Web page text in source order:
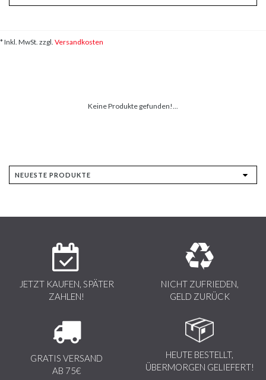
* Inkl. MwSt. zzgl. Versandkosten
Keine Produkte gefunden!...
JETZT KAUFEN, SPÄTER
ZAHLEN!
NICHT ZUFRIEDEN,
GELD ZURÜCK
GRATIS VERSAND
AB 75€
HEUTE BESTELLT,
ÜBERMORGEN GELIEFERT!